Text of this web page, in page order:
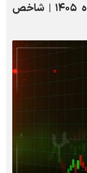
گزارش بورس امروز سه شنبه ۲ تیر ماه ۱۴۰۵ | شاخص